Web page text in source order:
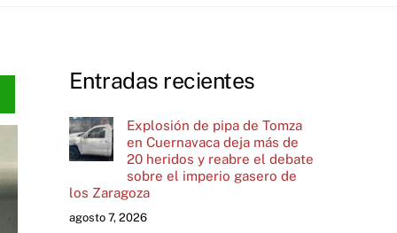
Entradas recientes
Explosión de pipa de Tomza
en Cuernavaca deja más de
20 heridos y reabre el debate
sobre el imperio gasero de
los Zaragoza
agosto 7, 2026